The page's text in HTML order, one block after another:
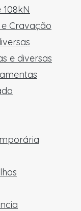
e Cravação
e diversas